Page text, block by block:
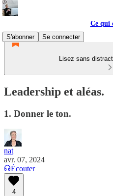
Ce qui
S'abonner
Se connecter
Lisez sans
Leadership et aléas.
1. Donner le ton.
nat
avr. 07, 2024
Écouter
4